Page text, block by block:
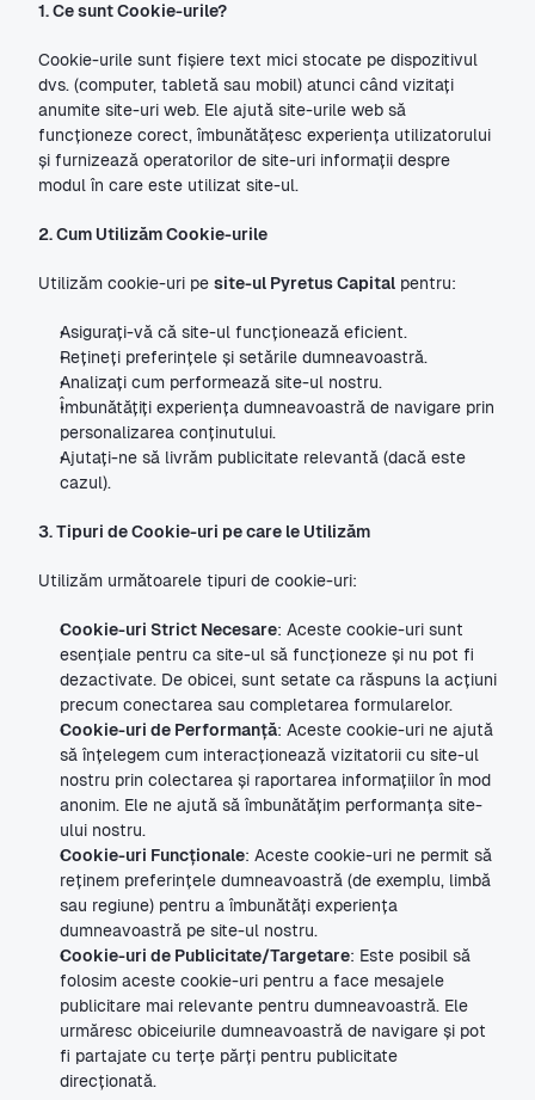
1. Ce sunt Cookie-urile?
Cookie-urile sunt fișiere text mici stocate pe dispozitivul
dvs. (computer, tabletă sau mobil) atunci când vizitați
anumite site-uri web. Ele ajută site-urile web să
funcționeze corect, îmbunătățesc experiența utilizatorului
și furnizează operatorilor de site-uri informații despre
modul în care este utilizat site-ul.
2. Cum Utilizăm Cookie-urile
Utilizăm cookie-uri pe site-ul Pyretus Capital pentru:
Asigurați-vă că site-ul funcționează eficient.
Rețineți preferințele și setările dumneavoastră.
Analizați cum performează site-ul nostru.
Îmbunătățiți experiența dumneavoastră de navigare prin
personalizarea conținutului.
Ajutați-ne să livrăm publicitate relevantă (dacă este
cazul).
3. Tipuri de Cookie-uri pe care le Utilizăm
Utilizăm următoarele tipuri de cookie-uri:
Cookie-uri Strict Necesare: Aceste cookie-uri sunt
esențiale pentru ca site-ul să funcționeze și nu pot fi
dezactivate. De obicei, sunt setate ca răspuns la acțiuni
precum conectarea sau completarea formularelor.
Cookie-uri de Performanță: Aceste cookie-uri ne ajută
să înțelegem cum interacționează vizitatorii cu site-ul
nostru prin colectarea și raportarea informațiilor în mod
anonim. Ele ne ajută să îmbunătățim performanța site-
ului nostru.
Cookie-uri Funcționale: Aceste cookie-uri ne permit să
reținem preferințele dumneavoastră (de exemplu, limbă
sau regiune) pentru a îmbunătăți experiența
dumneavoastră pe site-ul nostru.
Cookie-uri de Publicitate/Targetare: Este posibil să
folosim aceste cookie-uri pentru a face mesajele
publicitare mai relevante pentru dumneavoastră. Ele
urmăresc obiceiurile dumneavoastră de navigare și pot
fi partajate cu terțe părți pentru publicitate
direcționată.